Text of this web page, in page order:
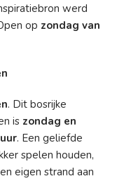
werd
op zondag van
. Dit bosrijke
is zondag en
. Een geliefde
spelen houden,
eigen strand aan